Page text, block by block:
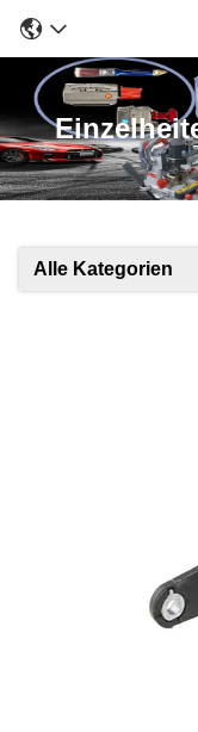
Alle Kategorien